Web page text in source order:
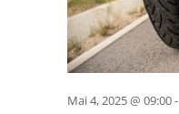
Mai 4, 2025 @ 09:00-